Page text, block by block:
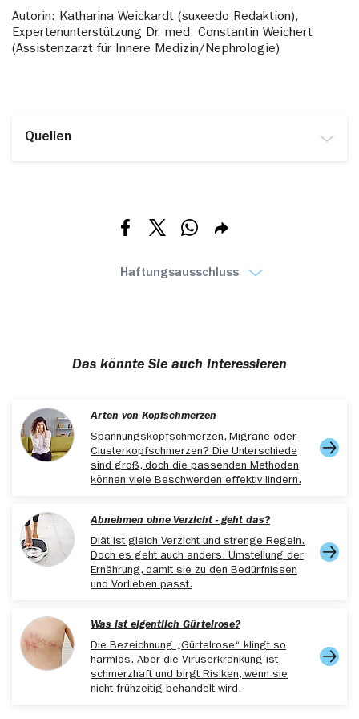
Verstauchungen sowie kühlende Gele bei
Insektenstichen. Bei Babys gehört zusätzlich eine
Zinksalbe für den Windelbereich dazu.
Autorin: Katharina Weickardt (suxeedo Redaktion),
Expertenunterstützung Dr. med. Constantin Weichert
(Assistenzarzt für Innere Medizin/Nephrologie)
Quellen
www.bbk.bund.de/DE/Warnung-
abgerufen am 20.10.2025
hilfe/hausapotheke, abgerufen am 20.10.2025
kind/alltagstipps/im-krankheitsfall/hausapotheke/,
abgerufen am 20.10.2025
Teilen via Facebook
Teilen via XTeilen via Whatsapp
Teilen via E-mail
Haftungsausschluss
Das könnte Sie auch interessieren
Arten von Kopfschmerzen
Spannungskopfschmerzen, Migräne oder
Clusterkopfschmerzen? Die Unterschiede
sind groß, doch die passenden Methoden
können viele Beschwerden effektiv lindern.
Abnehmen ohne Verzicht - geht das?
Diät ist gleich Verzicht und strenge Regeln.
Doch es geht auch anders: Umstellung der
Ernährung, damit sie zu den Bedürfnissen
und Vorlieben passt.
Was ist eigentlich Gürtelrose?
Die Bezeichnung „Gürtelrose“ klingt so
harmlos. Aber die Viruserkrankung ist
schmerzhaft und birgt Risiken, wenn sie
nicht frühzeitig behandelt wird.